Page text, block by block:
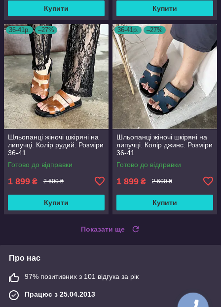
Купити Купити
36-41р. –27%
Шльопанці жіночі шкіряні на
липучці. Колір рудий. Розміри
36-41
Готово до відправки
1 899 ₴ 2 600 ₴
Купити
36-41р. –27%
Шльопанці жіночі шкіряні на
липучці. Колір джинс. Розміри
36-41
Готово до відправки
1 899 ₴ 2 600 ₴
Купити
Показати ще
Про нас
97% позитивних з 101 відгука за рік
Працює з 25.04.2013